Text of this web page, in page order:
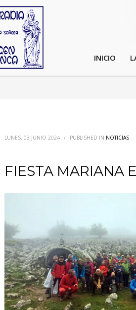
INICIO
LUNES, 03 JUNIO 2024 / PUBLISHED IN NOTICIAS
FIESTA MARIANA